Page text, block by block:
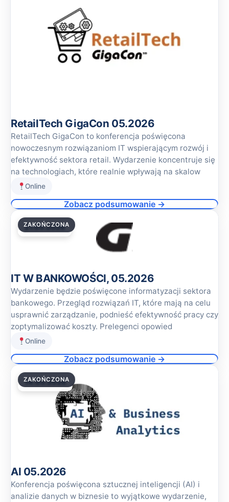
RetailTech GigaCon 05.2026
RetailTech GigaCon to konferencja poświęcona
nowoczesnym rozwiązaniom IT wspierającym rozwój i
efektywność sektora retail. Wydarzenie koncentruje się
na technologiach, które realnie wpływają na skalow
Online
Zobacz podsumowanie →
21.05.2026
ZAKOŃCZONA
IT W BANKOWOŚCI, 05.2026
Wydarzenie będzie poświęcone informatyzacji sektora
bankowego. Przegląd rozwiązań IT, które mają na celu
usprawnić zarządzanie, podnieść efektywność pracy czy
zoptymalizować koszty. Prelegenci opowied
Online
Zobacz podsumowanie →
14.05.2026
ZAKOŃCZONA
AI 05.2026
Konferencja poświęcona sztucznej inteligencji (AI) i
analizie danych w biznesie to wyjątkowe wydarzenie,